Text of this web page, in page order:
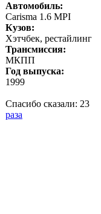
Автомобиль:
Carisma 1.6 MPI
Кузов:
Хэтчбек, рестайлинг
Трансмиссия:
МКПП
Год выпуска:
1999
Спасибо сказали: 23
раза